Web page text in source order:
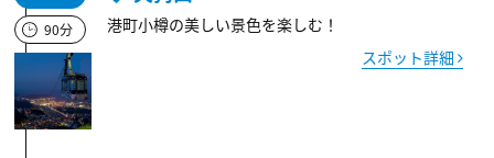
90分
港町小樽の美しい景色を楽しむ！
スポット詳細